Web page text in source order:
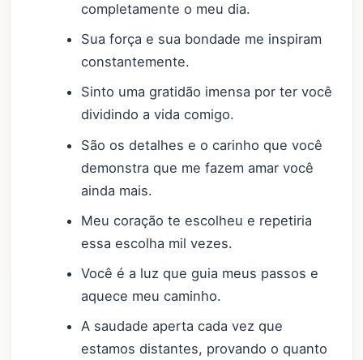
completamente o meu dia.
Sua força e sua bondade me inspiram
constantemente.
Sinto uma gratidão imensa por ter você
dividindo a vida comigo.
São os detalhes e o carinho que você
demonstra que me fazem amar você
ainda mais.
Meu coração te escolheu e repetiria
essa escolha mil vezes.
Você é a luz que guia meus passos e
aquece meu caminho.
A saudade aperta cada vez que
estamos distantes, provando o quanto